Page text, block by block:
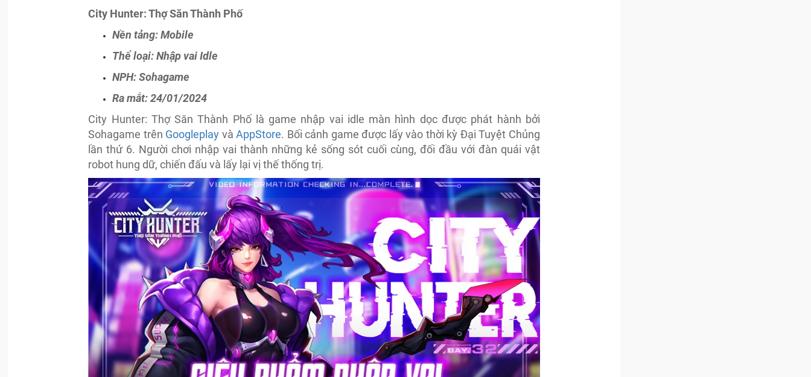
City Hunter: Thợ Săn Thành Phố
Nền tảng: Mobile
Thể loại: Nhập vai Idle
NPH: Sohagame
Ra mắt: 24/01/2024
City Hunter: Thợ Săn Thành Phố là game nhập vai idle màn hình dọc được phát hành bởi
Sohagame trên Googleplay vàAppStore. Bối cảnh game được lấy vào thời kỳ Đại Tuyệt Chủng
lần thứ 6. Người chơi nhập vai thành những kẻ sống sót cuối cùng, đối đầu với đàn quái vật
robot hung dữ, chiến đấu và lấy lại vị thế thống trị.